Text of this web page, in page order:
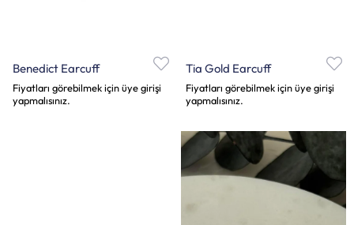
Benedict Earcuff
Fiyatları görebilmek için üye girişi
yapmalısınız.
Tia Gold Earcuff
Fiyatları görebilmek için üye girişi
yapmalısınız.